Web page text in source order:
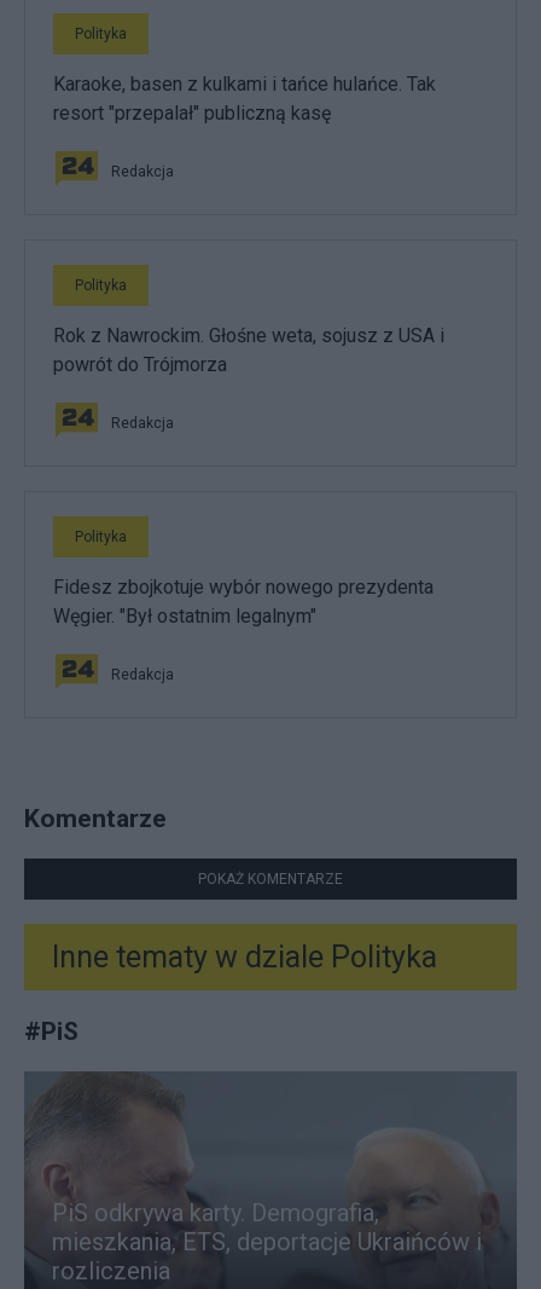
Polityka
Karaoke, basen z kulkami i tańce hulańce. Tak
resort "przepalał" publiczną kasę
Redakcja
Polityka
Rok z Nawrockim. Głośne weta, sojusz z USA i
powrót do Trójmorza
Redakcja
Polityka
Fidesz zbojkotuje wybór nowego prezydenta
Węgier. "Był ostatnim legalnym"
Redakcja
Komentarze
POKAŻ KOMENTARZE
Inne tematy w dziale Polityka
#PiS
PiS odkrywa karty. Demografia,
mieszkania, ETS, deportacje Ukraińców i
rozliczenia